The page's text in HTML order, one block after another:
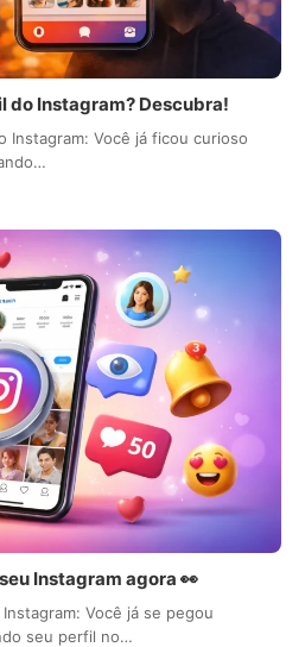
do Instagram? Descubra!
Instagram: Você já ficou curioso
Instagram agora 👀
Você já se pegou
seu perfil no…